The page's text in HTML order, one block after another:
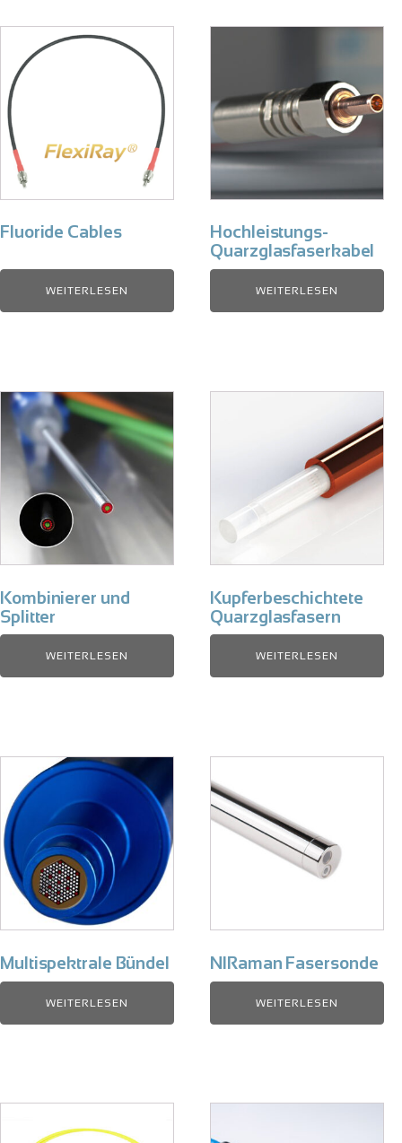
Fluoride Cables
WEITERLESEN
Hochleistungs-
Quarzglasfaserkabel
WEITERLESEN
Kombinierer und
Splitter
WEITERLESEN
Kupferbeschichtete
Quarzglasfasern
WEITERLESEN
Multispektrale Bündel
WEITERLESEN
NIRaman Fasersonde
WEITERLESEN